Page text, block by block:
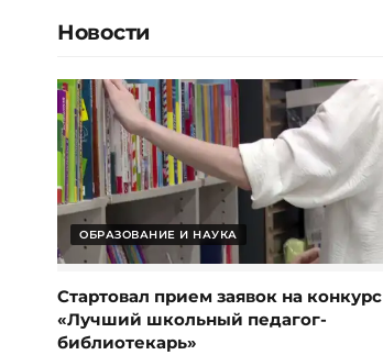
Новости
ОБРАЗОВАНИЕ И НАУКА
Стартовал прием заявок на конкурс
«Лучший школьный педагог-
библиотекарь»